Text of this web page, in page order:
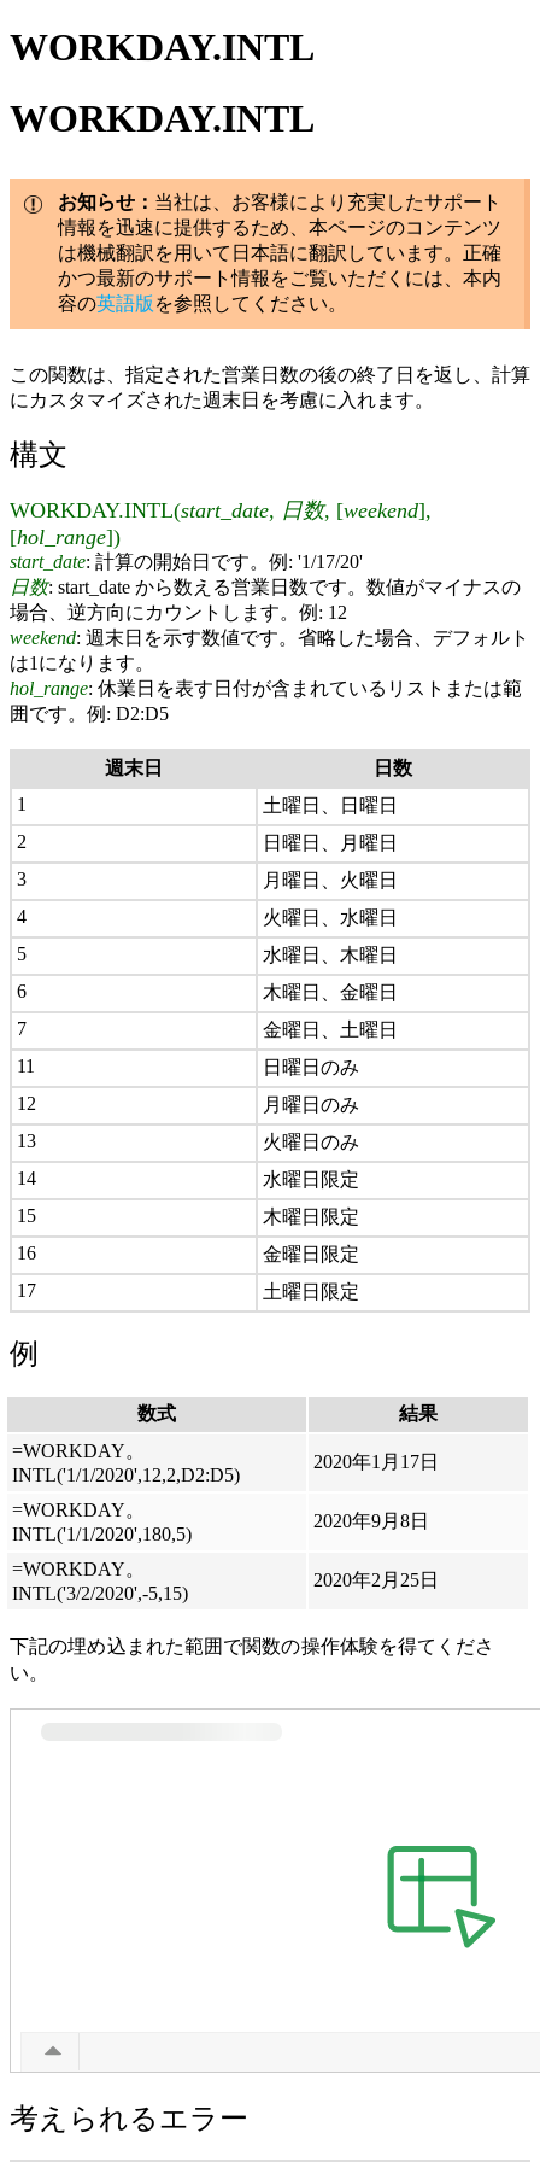
WORKDAY.INTL
WORKDAY.INTL
お知らせ： 当社は、お客様により充実したサポート
情報を迅速に提供するため、本ページのコンテンツ
は機械翻訳を用いて日本語に翻訳しています。正確
かつ最新のサポート情報をご覧いただくには、本内
容の英語版 を参照してください。
この関数は、指定された営業日数の後の終了日を返し、計算
にカスタマイズされた週末日を考慮に入れます。
構文
WORKDAY.INTL(start_date, 日数, [weekend],
[hol_range])
start_date: 計算の開始日です。例: '1/17/20'
日数: start_date から数える営業日数です。数値がマイナスの
場合、逆方向にカウントします。例: 12
weekend: 週末日を示す数値です。省略した場合、デフォルト
は1になります。
hol_range: 休業日を表す日付が含まれているリストまたは範
囲です。例: D2:D5
週末日
日数
1
土曜日、日曜日
2
日曜日、月曜日
3
月曜日、火曜日
4
火曜日、水曜日
5
水曜日、木曜日
6
木曜日、金曜日
7
金曜日、土曜日
11
日曜日のみ
12
月曜日のみ
13
火曜日のみ
14
水曜日限定
15
木曜日限定
16
金曜日限定
17
土曜日限定
例
数式
結果
=WORKDAY。
INTL('1/1/2020',12,2,D2:D5)
2020年1月17日
=WORKDAY。
INTL('1/1/2020',180,5)
2020年9月8日
=WORKDAY。
INTL('3/2/2020',-5,15)
2020年2月25日
下記の埋め込まれた範囲で関数の操作体験を得てくださ
い。
考えられるエラー